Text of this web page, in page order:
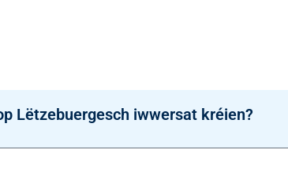
Lëtzebuergesch iwwersat kréien?